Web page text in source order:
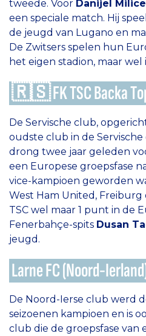
tweede. Voor Danijel
een speciale match. Hij
de jeugd van Lugano en
De Zwitsers spelen hun
het eigen stadion, maar wel
🇷🇸 FK TSC Backa
De Servische club,
oudste club in de Servische
drong twee jaar geleden
een Europese groepsfase
vice-kampioen geworden
West Ham United, Freiburg
TSC wel maar 1 punt in de
Fenerbahçe-spits Dusan
jeugd.
Larne FC (Noord-
De Noord-Ierse club werd
seizoenen kampioen en is
club die de groepsfase van